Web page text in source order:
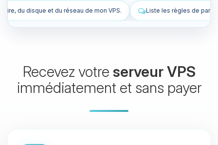
mon VPS. Liste les règles de pare-feu actuelles de mon VPS.
Recevez votre serveur VPS
immédiatement et sans payer